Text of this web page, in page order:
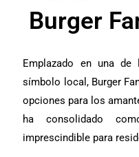
Burger
Emplazado en una
símbolo local, Burger
opciones para los
ha consolidado
imprescindible para